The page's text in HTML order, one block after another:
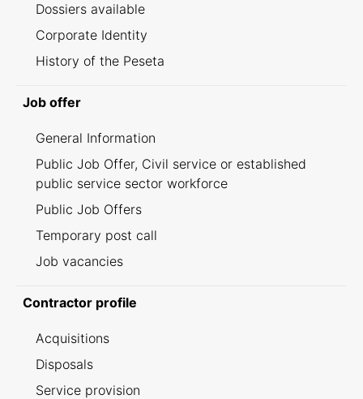
Dossiers available
Corporate Identity
History of the Peseta
Job offer
General Information
Public Job Offer, Civil service or established
public service sector workforce
Public Job Offers
Temporary post call
Job vacancies
Contractor profile
Acquisitions
Disposals
Service provision